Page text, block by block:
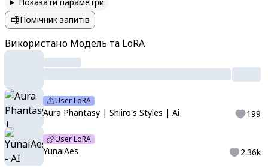
Помічник запитів
Використано Модель та LoRA
User LoRA
Aura Phantasy | Shiiro's Styles | Ai 199
User LoRA
YunaiAes 2.36k